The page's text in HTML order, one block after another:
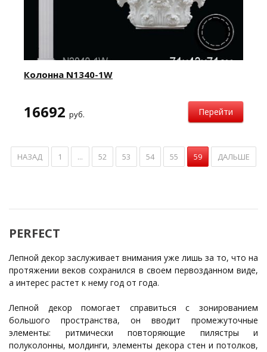
Колонна N1340-1W
16692 руб. Перейти
НАЗАД 1 ... 52 53 54 55 59 ДАЛЬШЕ
PERFECT
Лепной декор заслуживает внимания уже лишь за то, что на
протяжении веков сохранился в своем первозданном виде,
а интерес растет к нему год от года.
Лепной декор помогает справиться с зонированием
большого пространства, он вводит промежуточные
элементы: ритмически повторяющие пилястры и
полуколонны, молдинги, элементы декора стен и потолков,